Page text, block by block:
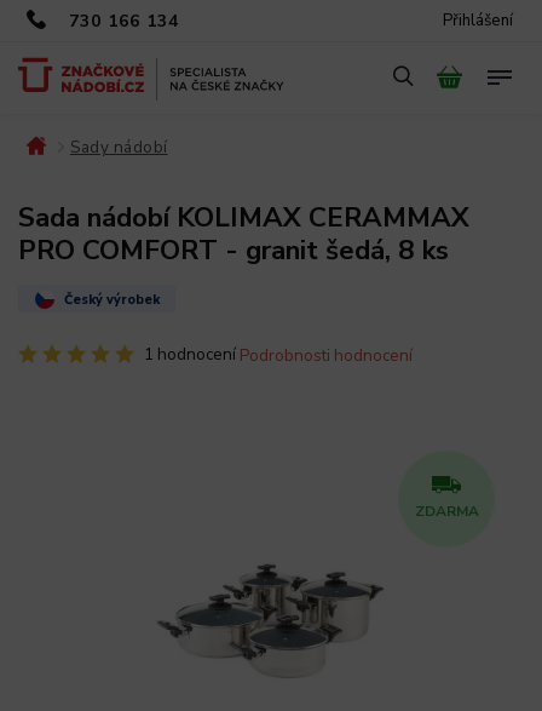
730 166 134 Přihlášení
Sady nádobí
Sada nádobí KOLIMAX CERAMMAX
PRO COMFORT - granit šedá, 8 ks
Český výrobek
1 hodnocení Podrobnosti hodnocení
ZDARMA